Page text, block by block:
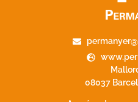
08037